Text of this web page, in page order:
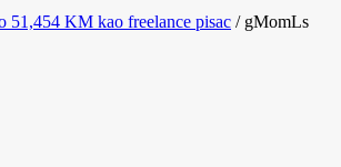
51,454 KM kao freelance pisac / gMomLs